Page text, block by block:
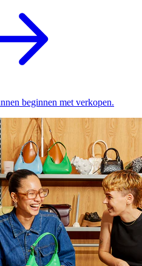
beginnen met verkopen.